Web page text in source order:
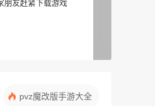
朋友赶紧下载游戏
pvz魔改版手游大全